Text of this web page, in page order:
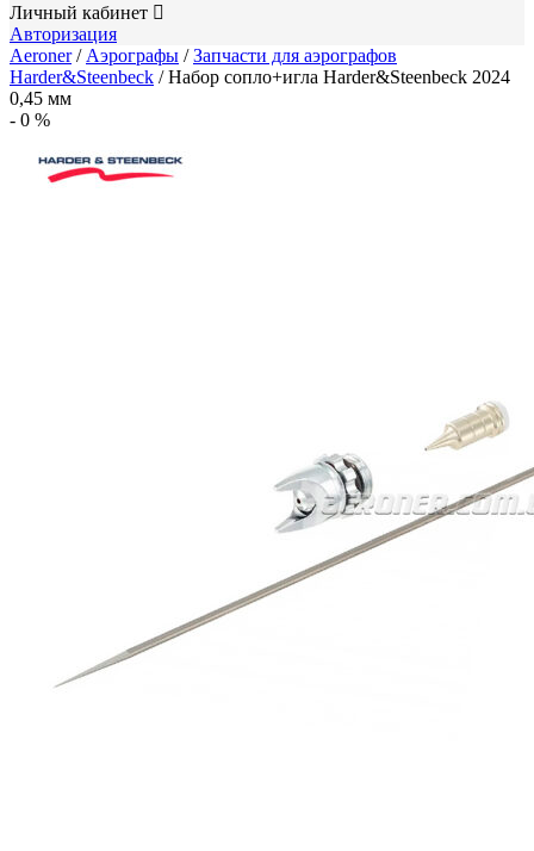
Личный кабинет
Авторизация
Aeroner/ Аэрографы /Запчасти для аэрографов
Harder&Steenbeck /Набор сопло+игла Harder&Steenbeck 2024
0,45 мм
- 0 %